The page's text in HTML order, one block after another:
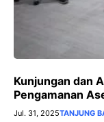
Kunjungan dan
Pengamanan
Jul. 31, 2025TANJUNG